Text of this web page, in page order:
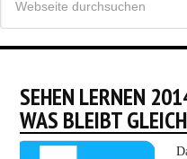
SEHEN LERNEN
WAS BLEIBT